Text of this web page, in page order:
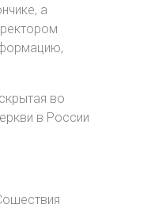
а
во
в России